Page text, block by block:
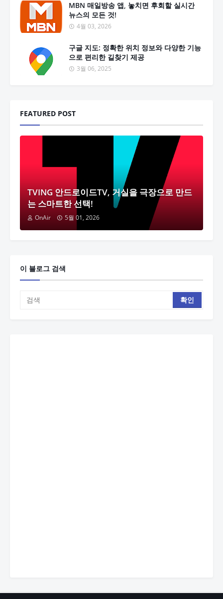
MBN 매일방송 앱, 놓치면 후회할 실시간
뉴스의 모든 것!
4월 03, 2026
구글 지도: 정확한 위치 정보와 다양한 기능
으로 편리한 길찾기 제공
3월 06, 2025
FEATURED POST
TVING 안드로이드TV, 거실을 극장으로 만드
는 스마트한 선택!
OnAir 5월 01, 2026
이 블로그 검색